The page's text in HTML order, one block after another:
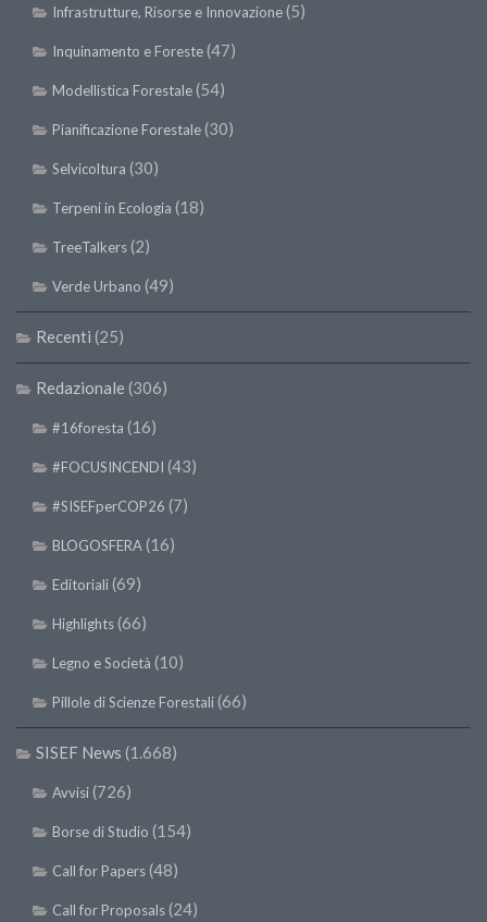
XIV Congresso (Padova 2024)
XIII Congresso (Orvieto 2022)
XII Congresso (Palermo 2019)
XI Congresso (Roma 2017)
X Congresso (Firenze 2015)
IX Congresso (Bolzano 2013)
VIII Congresso (Rende 2011)
VII Congresso (Isernia 2009)
VI Congresso (Arezzo 2007)
V Congresso (Torino 2003)
IV Congresso (Potenza 2003)
III Congresso (Viterbo 2001)
II Congresso (Bologna 1999)
Highlights
#FOCUSINCENDI
Cartella Stampa
Comunicati
Infografiche
Infrastrutture, Risorse e Innovazione(5)
Inquinamento e Foreste(47)
Modellistica Forestale(54)
Pianificazione Forestale(30)
Selvicoltura (30)
Terpeni in Ecologia (18)
TreeTalkers(2)
Verde Urbano (49)
Recenti (25)
Redazionale (306)
#16foresta (16)
#FOCUSINCENDI (43)
#SISEFperCOP26 (7)
BLOGOSFERA(16)
Editoriali(69)
Highlights(66)
Legno e Società (10)
Pillole di Scienze Forestali(66)
SISEF News (1.668)
Avvisi(726)
Borse di Studio (154)
Call for Papers(48)
Call for Proposals(24)